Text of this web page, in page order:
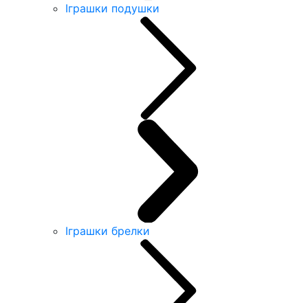
Іграшки подушки
Іграшки брелки